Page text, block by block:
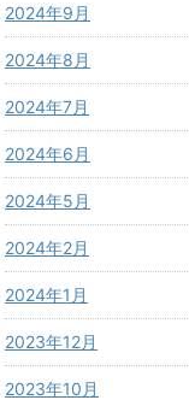
2024年9月
2024年8月
2024年7月
2024年6月
2024年5月
2024年2月
2024年1月
2023年12月
2023年10月